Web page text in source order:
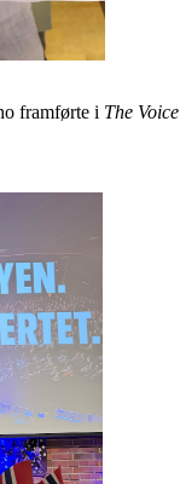
framførte i The Voice